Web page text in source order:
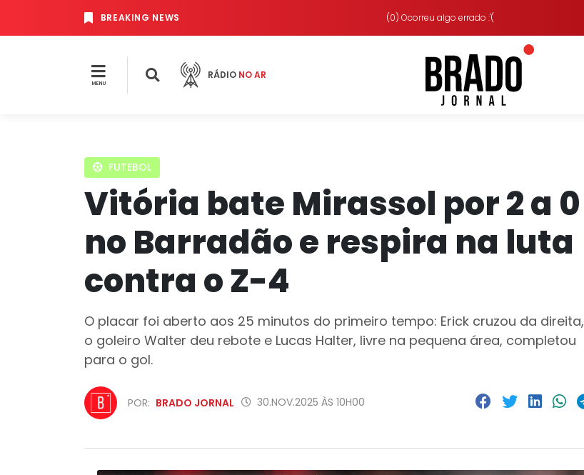
BREAKING NEWS (0) Ocorreu algo errado :'(
MENU
RÁDIO NO AR
FUTEBOL
Vitória bate Mirassol por 2 a 0
no Barradão e respira na luta
contra o Z-4
O placar foi aberto aos 25 minutos do primeiro tempo: Erick cruzou da direita,
o goleiro Walter deu rebote e Lucas Halter, livre na pequena área, completou
para o gol.
POR: BRADO JORNAL 30.NOV.2025 ÀS 10H00